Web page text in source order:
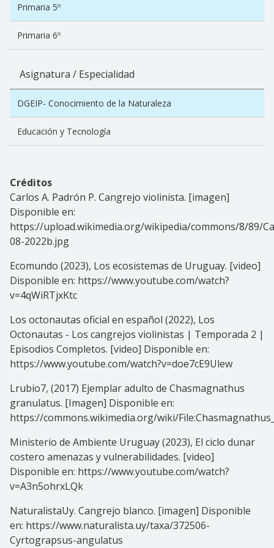
Primaria 5º
Primaria 6º
Asignatura / Especialidad
DGEIP- Conocimiento de la Naturaleza
Educación y Tecnología
Créditos
Carlos A. Padrón P. Cangrejo violinista. [imagen]
Disponible en:
https://upload.wikimedia.org/wikipedia/commons/8/89/
08-2022b.jpg
Ecomundo (2023), Los ecosistemas de Uruguay. [video]
Disponible en: https://www.youtube.com/watch?
v=4qWiRTjxKtc
Los octonautas oficial en español (2022), Los
Octonautas - Los cangrejos violinistas | Temporada 2 |
Episodios Completos. [video] Disponible en:
https://www.youtube.com/watch?v=doe7cE9Ulew
Lrubio7, (2017) Ejemplar adulto de Chasmagnathus
granulatus. [Imagen] Disponible en:
https://commons.wikimedia.org/wiki/
Ministerio de Ambiente Uruguay (2023), El ciclo dunar
costero amenazas y vulnerabilidades. [video]
Disponible en: https://www.youtube.com/watch?
v=A3n5ohrxLQk
NaturalistaUy. Cangrejo blanco. [imagen] Disponible
en: https://www.naturalista.uy/taxa/372506-
Cyrtograpsus-angulatus